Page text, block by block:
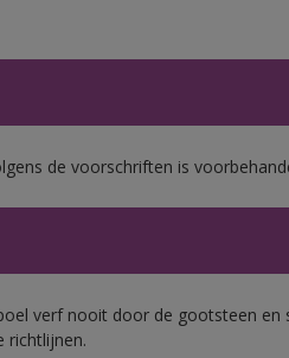
de voorschriften is
verf nooit door de gootsteen
richtlijnen.